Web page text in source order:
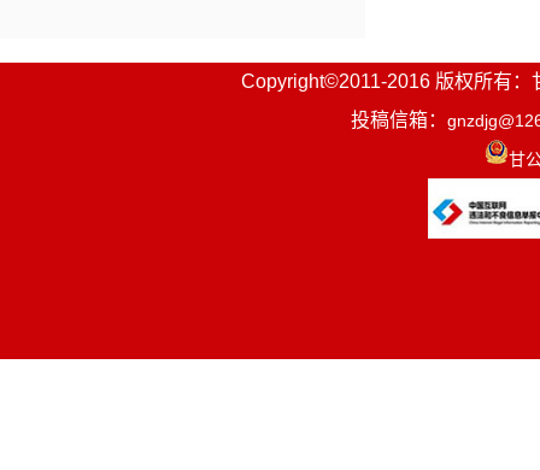
Copyright©2011-2016 版权所有：
投稿信箱：
甘